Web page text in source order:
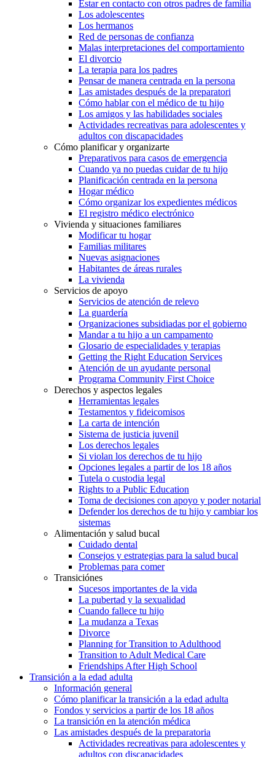
Estar en contacto con otros padres de familia
Los adolescentes
Los hermanos
Red de personas de confianza
Malas interpretaciones del comportamiento
El divorcio
La terapia para los padres
Pensar de manera centrada en la persona
Las amistades después de la preparatori
Cómo hablar con el médico de tu hijo
Los amigos y las habilidades sociales
Actividades recreativas para adolescentes y
adultos con discapacidades
Cómo planificar y organizarte
Preparativos para casos de emergencia
Cuando ya no puedas cuidar de tu hijo
Planificación centrada en la persona
Hogar médico
Cómo organizar los expedientes médicos
El registro médico electrónico
Vivienda y situaciones familiares
Modificar tu hogar
Familias militares
Nuevas asignaciones
Habitantes de áreas rurales
La vivienda
Servicios de apoyo
Servicios de atención de relevo
La guardería
Organizaciones subsidiadas por el gobierno
Mandar a tu hijo a un campamento
Glosario de especialidades y terapias
Getting the Right Education Services
Atención de un ayudante personal
Programa Community First Choice
Derechos y aspectos legales
Herramientas legales
Testamentos y fideicomisos
La carta de intención
Sistema de justicia juvenil
Los derechos legales
Si violan los derechos de tu hijo
Opciones legales a partir de los 18 años
Tutela o custodia legal
Rights to a Public Education
Toma de decisiones con apoyo y poder notarial
Defender los derechos de tu hijo y cambiar los
sistemas
Alimentación y salud bucal
Cuidado dental
Consejos y estrategias para la salud bucal
Problemas para comer
Transiciónes
Sucesos importantes de la vida
La pubertad y la sexualidad
Cuando fallece tu hijo
La mudanza a Texas
Divorce
Planning for Transition to Adulthood
Transition to Adult Medical Care
Friendships After High School
Transición a la edad adulta
Información general
Cómo planificar la transición a la edad adulta
Fondos y servicios a partir de los 18 años
La transición en la atención médica
Las amistades después de la preparatoria
Actividades recreativas para adolescentes y
adultos con discapacidades